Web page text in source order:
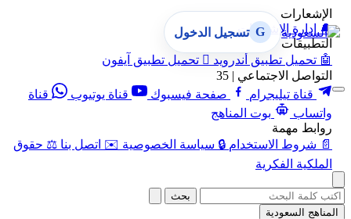
الإشعارات
🔔 إدارة الإشعارات
التطبيقات
🤖 تحميل تطبيق أندرويد  تحميل تطبيق آيفون
التواصل الاجتماعي | 35
قناة تيليجرام
صفحة فيسبوك قناة يوتيوب
قناة
واتساب
بوت المناهج
روابط مهمة
📄 شروط الاستخدام 🔒 سياسة الخصوصية ✉️ اتصل بنا ⚖️ حقوق
الملكية الفكرية
G تسجيل الدخول
بحث
المناهج السعودية